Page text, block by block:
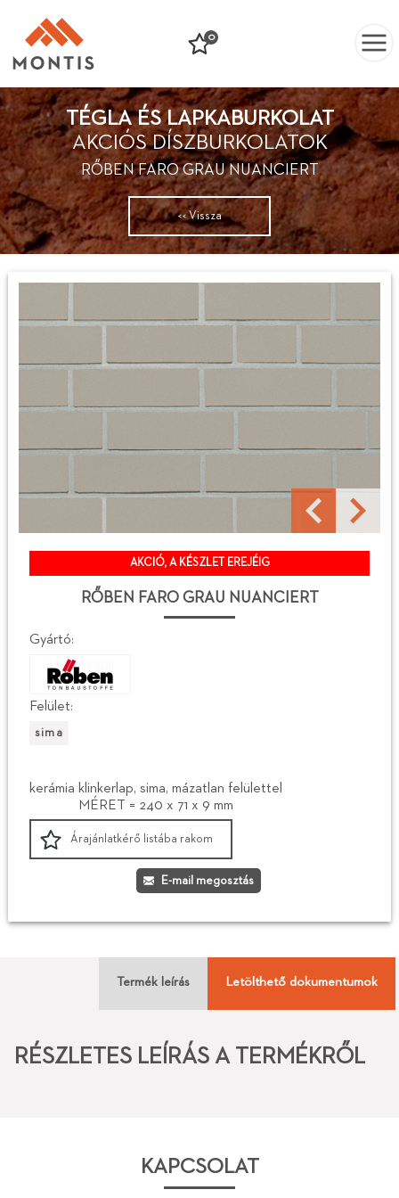
0
TÉGLA ÉS LAPKABURKOLAT
AKCIÓS DÍSZBURKOLATOK
RŐBEN FARO GRAU NUANCIERT
<< Vissza
AKCIÓ, A KÉSZLET EREJÉIG
RŐBEN FARO GRAU NUANCIERT
Gyártó:
Felület:
sima
kerámia klinkerlap, sima, mázatlan felülettel
MÉRET = 240 x 71 x 9 mm
Árajánlatkérő listába rakom
E-mail megosztás
Termék leírás Letölthető dokumentumok
RÉSZLETES LEÍRÁS A TERMÉKRŐL
KAPCSOLAT